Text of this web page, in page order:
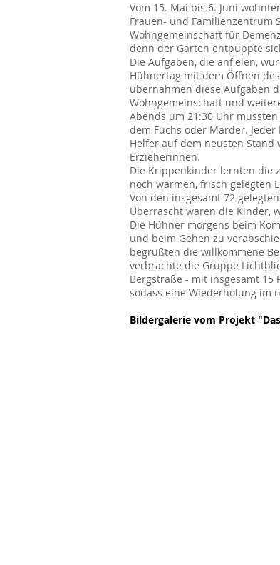
Vom 15. Mai bis 6. Juni
Frauen- und Familienzentrum
Wohngemeinschaft für
denn der Garten entpuppte
Die Aufgaben, die anfielen,
Hühnertag mit dem Öffnen
übernahmen diese Aufgaben
Wohngemeinschaft und
Abends um 21:30 Uhr
dem Fuchs oder Marder.
Helfer auf dem neusten Stand
Erzieherinnen.
Die Krippenkinder lernten die
noch warmen, frisch gelegten
Von den insgesamt 72
Überrascht waren die Kinder,
Die Hühner morgens beim
und beim Gehen zu
begrüßten die willkommene
verbrachte die Gruppe
Bergstraße - mit insgesamt 15
sodass eine Wiederholung im
Bildergalerie vom Projekt